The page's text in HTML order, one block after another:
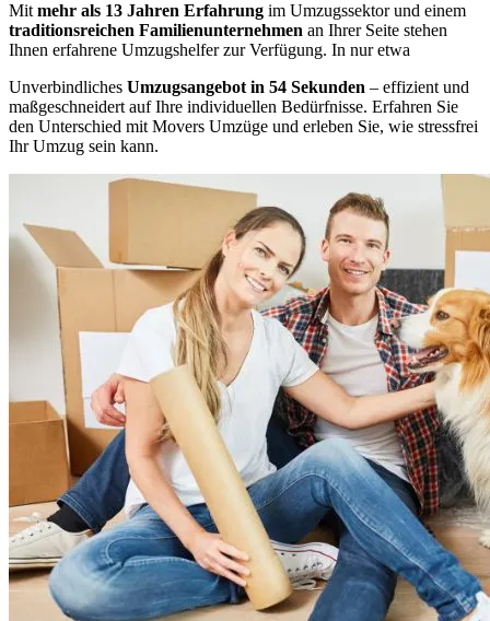
Mit mehr als 13 Jahren Erfahrung im Umzugssektor und einem
traditionsreichen Familienunternehmen an Ihrer Seite stehen
Ihnen erfahrene Umzugshelfer zur Verfügung. In nur etwa
Unverbindliches Umzugsangebot in 54 Sekunden – effizient und
maßgeschneidert auf Ihre individuellen Bedürfnisse. Erfahren Sie
den Unterschied mit Movers Umzüge und erleben Sie, wie stressfrei
Ihr Umzug sein kann.